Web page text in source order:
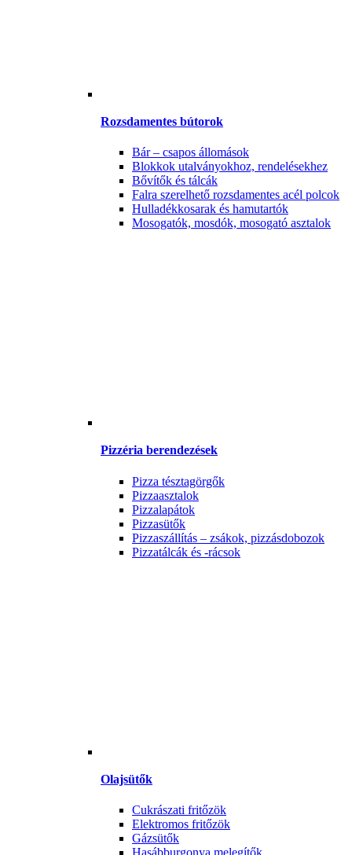
Rozsdamentes bútorok
Bár – csapos állomások
Blokkok utalványokhoz, rendelésekhez
Bővítők és tálcák
Falra szerelhető rozsdamentes acél polcok
Hulladékkosarak és hamutartók
Mosogatók, mosdók, mosogató asztalok
Pizzéria berendezések
Pizza tésztagörgők
Pizzaasztalok
Pizzalapátok
Pizzasütők
Pizzaszállítás – zsákok, pizzásdobozok
Pizzatálcák és -rácsok
Olajsütők
Cukrászati fritőzök
Elektromos fritőzök
Gázsütők